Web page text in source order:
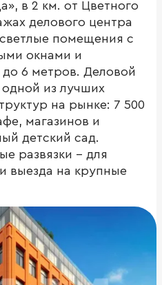
в 2 км. от Цветного
делового центра
помещения с
окнами и
6 метров. Деловой
одной из лучших
на рынке: 7 500
магазинов и
детский сад.
развязки – для
выезда на крупные